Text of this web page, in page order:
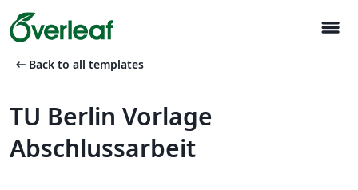
menu
arrow_left_alt Back to all templates
TU Berlin Vorlage
Abschlussarbeit